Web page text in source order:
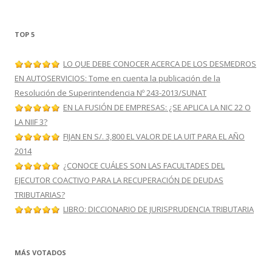
TOP 5
LO QUE DEBE CONOCER ACERCA DE LOS DESMEDROS
EN AUTOSERVICIOS: Tome en cuenta la publicación de la
Resolución de Superintendencia Nº 243-2013/SUNAT
EN LA FUSIÓN DE EMPRESAS: ¿SE APLICA LA NIC 22 O
LA NIIF 3?
FIJAN EN S/. 3,800 EL VALOR DE LA UIT PARA EL AÑO
2014
¿CONOCE CUÁLES SON LAS FACULTADES DEL
EJECUTOR COACTIVO PARA LA RECUPERACIÓN DE DEUDAS
TRIBUTARIAS?
LIBRO: DICCIONARIO DE JURISPRUDENCIA TRIBUTARIA
MÁS VOTADOS